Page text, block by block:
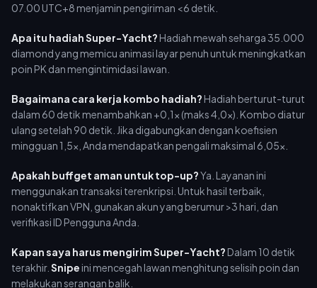
07.00 UTC+8 menjamin pengiriman <6 detik.
Apa itu hadiah Super-Yacht?Hadiah mewah seharga 35.000
diamond yang memicu animasi layar penuh untuk meningkatkan
poin PK dan mengintimidasi lawan.
Bagaimana cara kerja kombo hadiah?Hadiah berturut-turut
dalam 60 detik menambahkan +0,1x (maks 4,0x). Kombo diatur
ulang setelah 90 detik. Jika digabungkan dengan koefisien
mingguan 1,5x, Anda mendapatkan pengali maksimal 6,05x.
Apakah buffget aman untuk top-up?Ya. Layanan ini
menggunakan transaksi terenkripsi. Untuk hasil terbaik,
nonaktifkan VPN, gunakan akun yang berumur >3 hari, dan
verifikasi ID Pengguna Anda.
Kapan saya harus mengirim Super-Yacht?Dalam 10 detik
terakhir. Snipeini mencegah lawan menghitung selisih poin dan
melakukan serangan balik.